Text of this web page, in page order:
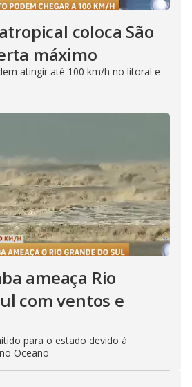
coloca São
máximo
atingir até 100 km/h no litoral e
ameaça Rio
com ventos e
para o estado devido à
Oceano